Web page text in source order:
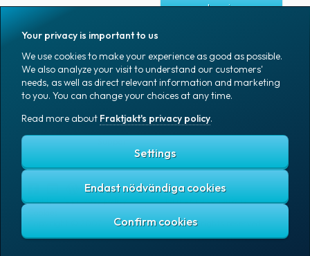
Marking
Packaging
Packaging
accessories
Office goods
Media
Coworkers
Job & career
News archive
Blog
Log in
Sign up
English (US)
Fraktjakt's privacy policy
Terms and conditions
Copyright © 2007 – 2026 Fraktjakt AB. All rights reserved.
Your privacy is important to us
We use cookies to make your experience as good as possible.
We also analyze your visit to understand our customers'
needs, as well as direct relevant information and marketing
to you. You can change your choices at any time.
Read more about Fraktjakt's privacy policy.
Settings
Endast nödvändiga cookies